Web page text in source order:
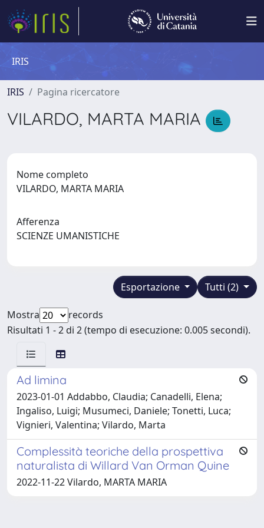
IRIS
IRIS Pagina ricercatore
VILARDO, MARTA MARIA
Nome completo
VILARDO, MARTA MARIA
Afferenza
SCIENZE UMANISTICHE
Tutti (2)
Esportazione
Mostra
records
Risultati 1 - 2 di 2 (tempo di esecuzione: 0.005 secondi).
Ad limina
2023-01-01 Addabbo, Claudia; Canadelli, Elena;
Ingaliso, Luigi; Musumeci, Daniele; Tonetti, Luca;
Vignieri, Valentina; Vilardo, Marta
Complessità teoriche della prospettiva
naturalista di Willard Van Orman Quine
2022-11-22 Vilardo, MARTA MARIA